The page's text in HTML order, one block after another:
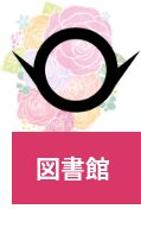
図書館